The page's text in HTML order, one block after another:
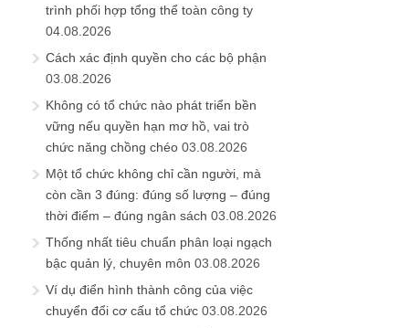
trình phối hợp tổng thể toàn công ty
04.08.2026
Cách xác định quyền cho các bộ phận
03.08.2026
Không có tổ chức nào phát triển bền
vững nếu quyền hạn mơ hồ, vai trò
chức năng chồng chéo 03.08.2026
Một tổ chức không chỉ cần người, mà
còn cần 3 đúng: đúng số lượng – đúng
thời điểm – đúng ngân sách 03.08.2026
Thống nhất tiêu chuẩn phân loại ngạch
bậc quản lý, chuyên môn 03.08.2026
Ví dụ điển hình thành công của việc
chuyển đổi cơ cấu tổ chức 03.08.2026